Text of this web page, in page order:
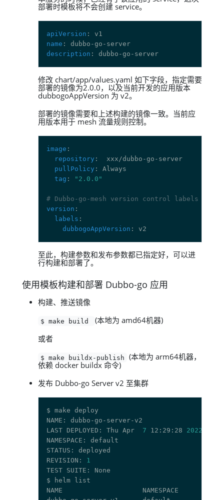
部署时模板将不会创建 service。
apiVersion
name
description
修改 chart/app/values.yaml 如下字段，指定需要
部署的镜像为2.0.0，以及当前开发的应用版本
dubbogoAppVersion 为 v2。
部署的镜像需要和上述构建的镜像一致。当前应
用版本用于 mesh 流量规则控制。
image
repository
pullPolicy
tag : "2.0.0"
# Dubbo-go-mesh version control labels
version
labels
dubbogoAppVersion
至此，构建参数和发布参数都已指定好，可以进
行构建和部署了。
使用模板构建和部署 Dubbo-go 应用
构建、推送镜像
$ make build
(本地为 amd64机器)
或者
$ make buildx-publish
(本地为 arm64机器，
依赖 docker buildx 命令)
发布 Dubbo-go Server v2 至集群
LAST DEPLOYED: Thu Apr 7 12:29:28 2022
REVISION: 1
NAME                    NAMESPACE